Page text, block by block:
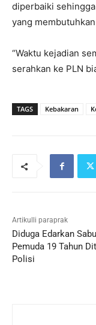
diperbaiki
yang
“Waktu kejadian
serahkan ke PLN
TAGS Kebakaran
Artikulli paraprak
Diduga Edarkan
Pemuda 19 Tahun
Polisi